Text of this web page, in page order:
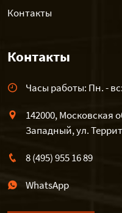
Контакты
Контакты
Часы работы: Пн. -
142000, Московская
Западный, ул.
8 (495) 955 16 89
WhatsApp